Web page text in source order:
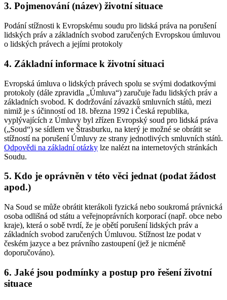
3. Pojmenování (název) životní situace
Podání stížnosti k Evropskému soudu pro lidská práva na porušení
lidských práv a základních svobod zaručených Evropskou úmluvou
o lidských právech a jejími protokoly
4. Základní informace k životní situaci
Evropská úmluva o lidských právech spolu se svými dodatkovými
protokoly (dále zpravidla „Úmluva“) zaručuje řadu lidských práv a
základních svobod. K dodržování závazků smluvních států, mezi
nimiž je s účinností od 18. března 1992 i Česká republika,
vyplývajících z Úmluvy byl zřízen Evropský soud pro lidská práva
(„Soud“) se sídlem ve Štrasburku, na který je možné se obrátit se
stížností na porušení Úmluvy ze strany jednotlivých smluvních států.
Odpovědi na základní otázky lze nalézt na internetových stránkách
Soudu.
5. Kdo je oprávněn v této věci jednat (podat žádost
apod.)
Na Soud se může obrátit kterákoli fyzická nebo soukromá právnická
osoba odlišná od státu a veřejnoprávních korporací (např. obce nebo
kraje), která o sobě tvrdí, že je obětí porušení lidských práv a
základních svobod zaručených Úmluvou. Stížnost lze podat v
českém jazyce a bez právního zastoupení (jež je nicméně
doporučováno).
6. Jaké jsou podmínky a postup pro řešení životní
situace